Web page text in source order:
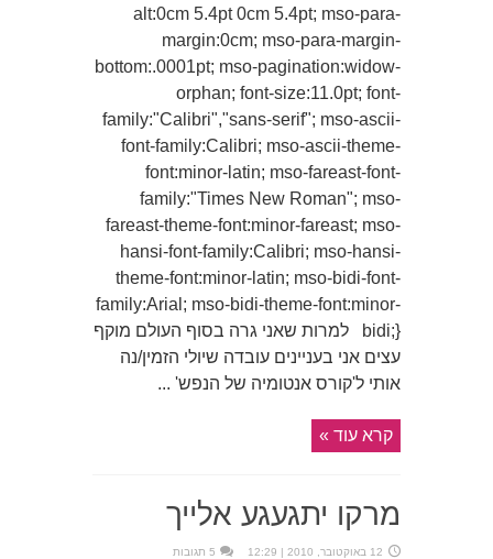
alt:0cm 5.4pt 0cm 5.4pt; mso-para-
margin:0cm; mso-para-margin-
bottom:.0001pt; mso-pagination:widow-
orphan; font-size:11.0pt; font-
family:"Calibri","sans-serif"; mso-ascii-
font-family:Calibri; mso-ascii-theme-
font:minor-latin; mso-fareast-font-
family:"Times New Roman"; mso-
fareast-theme-font:minor-fareast; mso-
hansi-font-family:Calibri; mso-hansi-
theme-font:minor-latin; mso-bidi-font-
family:Arial; mso-bidi-theme-font:minor-
bidi;} למרות שאני גרה בסוף העולם מוקף
עצים אני בעניינים עובדה שיולי הזמין/נה
אותי ל'קורס אנטומיה של הנפש' ...
קרא עוד »
מרקו יתגעגע אלייך
12 באוקטובר, 2010 | 12:29 5 תגובות